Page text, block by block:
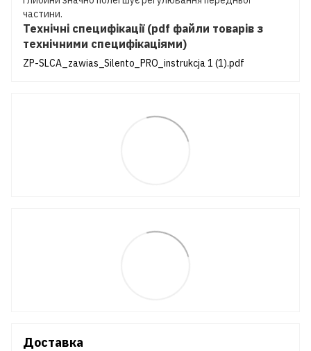
частини.
Технічні специфікації (pdf файли товарів з
технічними специфікаціями)
ZP-SLCA_zawias_Silento_PRO_instrukcja 1 (1).pdf
Доставка